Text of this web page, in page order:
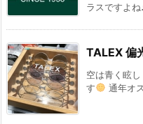
ラスですよ
TALEX 偏
空は青く眩
す
通年オ